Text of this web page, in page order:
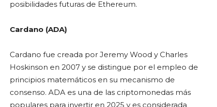
posibilidades futuras de Ethereum.
Cardano (ADA)
Cardano fue creada por Jeremy Wood y Charles
Hoskinson en 2007 y se distingue por el empleo de
principios matemáticos en su mecanismo de
consenso. ADA es una de las criptomonedas más
populares para invertir en 2025 y es considerada